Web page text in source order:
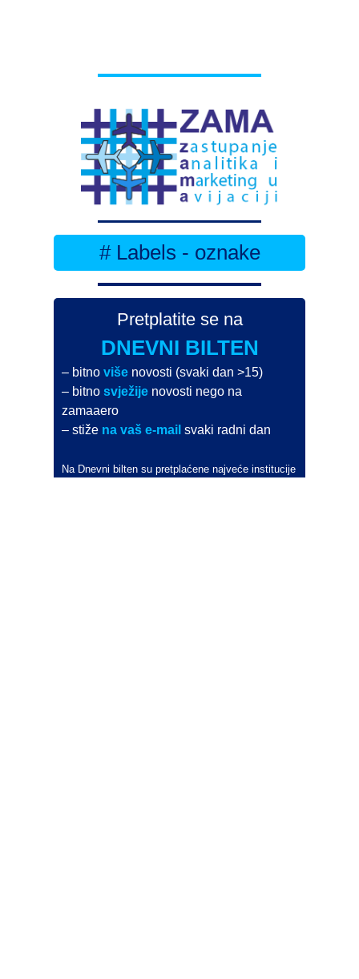
# Labels - oznake
Pretplatite se na
DNEVNI BILTEN
– bitnoviše novosti (svaki dan >15)
– bitnosvježije novosti nego na
zamaaero
– stiže na vaš e-mail svaki radni dan
Na Dnevni bilten su pretplaćene najveće institucije